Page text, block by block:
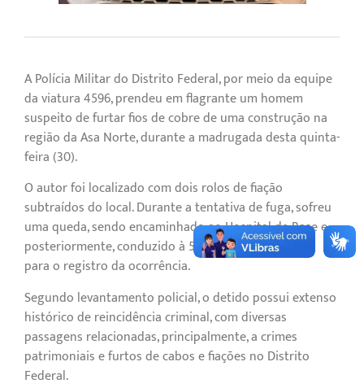
A Polícia Militar do Distrito Federal, por meio da equipe
da viatura 4596, prendeu em flagrante um homem
suspeito de furtar fios de cobre de uma construção na
região da Asa Norte, durante a madrugada desta quinta-
feira (30).
O autor foi localizado com dois rolos de fiação
subtraídos do local. Durante a tentativa de fuga, sofreu
uma queda, sendo encaminhado ao Hospital de Base e,
posteriormente, conduzido à 5ª Delegacia de Polícia
para o registro da ocorrência.
Segundo levantamento policial, o detido possui extenso
histórico de reincidência criminal, com diversas
passagens relacionadas, principalmente, a crimes
patrimoniais e furtos de cabos e fiações no Distrito
Federal.